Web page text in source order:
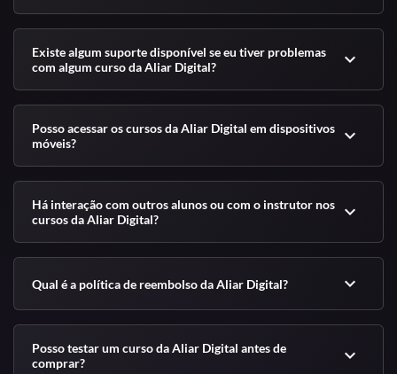
Existe algum suporte disponível se eu tiver problemas
com algum curso da Aliar Digital?
expand_more
Posso acessar os cursos da Aliar Digital em dispositivos
móveis?
expand_more
Há interação com outros alunos ou com o instrutor nos
cursos da Aliar Digital?
expand_more
Qual é a política de reembolso da Aliar Digital? expand_more
Posso testar um curso da Aliar Digital antes de
comprar?
expand_more